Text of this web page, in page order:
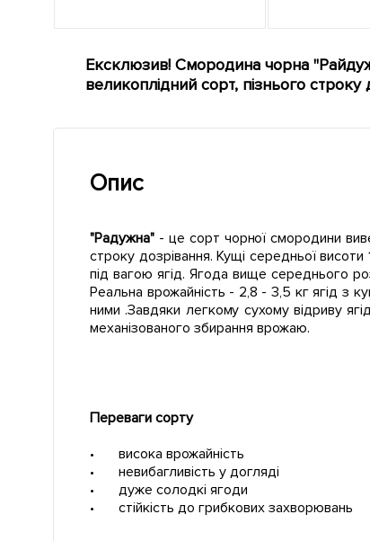
Ексклюзив! Смородина чорна
великоплідний сорт, пізнього
Опис
"Радужна" - це сорт чорної смородини
строку дозрівання. Кущі середньої
під вагою ягід. Ягода вище середнього
Реальна врожайність - 2,8 - 3,5 кг ягід з
ними .Завдяки легкому сухому відриву
механізованого збирання врожаю.
Переваги сорту
•
висока врожайність
•
невибагливість у догляді
•
дуже солодкі ягоди
•
стійкість до грибкових захворювань